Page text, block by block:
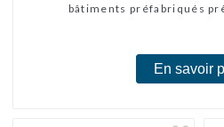
bâtiments préfabriqués
En savoir